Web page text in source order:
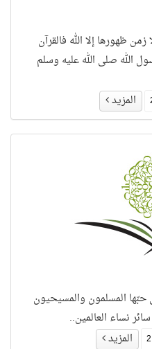
ظهورها إلا الله فالقرآن
الله صلى الله عليه وسلم
المزيد
حبّها المسلمون والمسيحيون
نساء العالمين..
المزيد